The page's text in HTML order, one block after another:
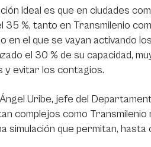
ideal es que en ciudades
35 %, tanto en Transmilenio
en el que se vayan activando
el 30 % de su capacidad,
y evitar los contagios.
Uribe, jefe del
complejos como
simulación que permitan,